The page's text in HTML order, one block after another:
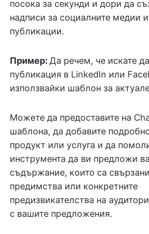
посока за секунди и дори да
надписи за социалните медии
публикации.
Пример: Да речем, че искате
публикация в LinkedIn или
използвайки шаблон за
Можете да предоставите на
шаблона, да добавите
продукт или услуга и да
инструмента да ви предложи
съдържание, които са
предимства или конкретните
предизвикателства на
с вашите предложения.